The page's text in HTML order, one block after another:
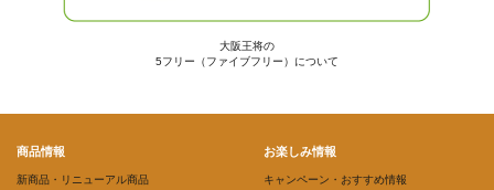
大阪王将の
5フリー（ファイブフリー）について
商品情報
新商品・リニューアル商品
お楽しみ情報
キャンペーン・おすすめ情報